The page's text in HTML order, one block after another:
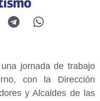
jornada de trabajo
con la Dirección
y Alcaldes de las